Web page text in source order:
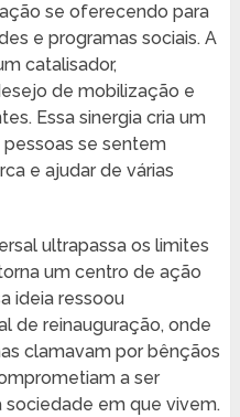
se oferecendo para
e programas sociais. A
catalisador,
de mobilização e
Essa sinergia cria um
se sentem
e ajudar de várias
ultrapassa os limites
um centro de ação
ideia ressoou
de reinauguração, onde
clamavam por bênçãos
a ser
em que vivem.